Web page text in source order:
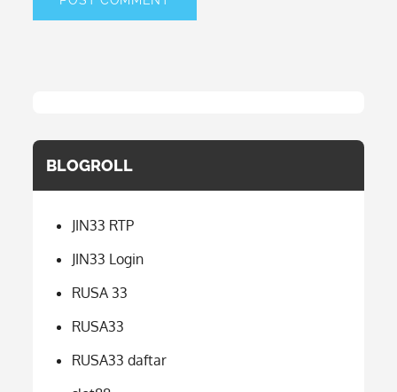
BLOGROLL
JIN33 RTP
JIN33 Login
RUSA 33
RUSA33
RUSA33 daftar